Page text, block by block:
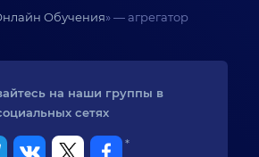
Обучения» — агрегатор
на наши группы в
сетях
*